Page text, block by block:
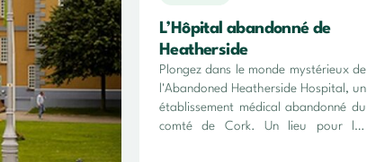
L’Hôpital abandonné de
Heatherside
Plongez dans le monde mystérieux de
l'Abandoned Heatherside Hospital, un
établissement médical abandonné du
comté de Cork. Un lieu pour les